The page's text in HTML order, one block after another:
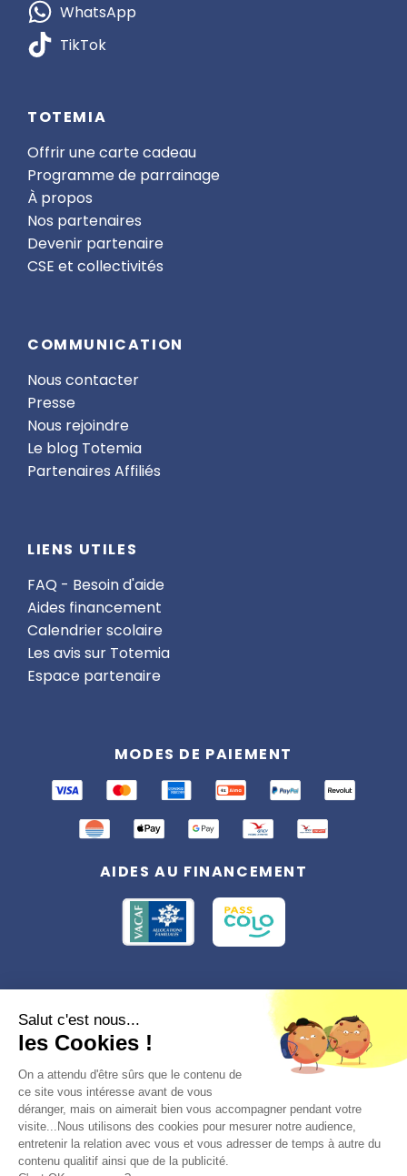
WhatsApp
TikTok
TOTEMIA
Offrir une carte cadeau
Programme de parrainage
À propos
Nos partenaires
Devenir partenaire
CSE et collectivités
COMMUNICATION
Nous contacter
Presse
Nous rejoindre
Le blog Totemia
Partenaires Affiliés
LIENS UTILES
FAQ - Besoin d'aide
Aides financement
Calendrier scolaire
Les avis sur Totemia
Espace partenaire
MODES DE PAIEMENT
AIDES AU FINANCEMENT
Conformément à la réglementation applicable en matière de données
personnelles, vous disposez d'un droit d'accès, de rectification et
d'effacement, du droit à la limitation du traitement des données vous
concernant. Vous pouvez consulter
notre politique de confidentialité
Préférences des cookies >
Salut c'est nous...
les Cookies !
On a attendu d'être sûrs que le contenu de
ce site vous intéresse avant de vous
déranger, mais on aimerait bien vous accompagner pendant votre
visite...Nous utilisons des cookies pour mesurer notre audience,
entretenir la relation avec vous et vous adresser de temps à autre du
contenu qualitif ainsi que de la publicité.